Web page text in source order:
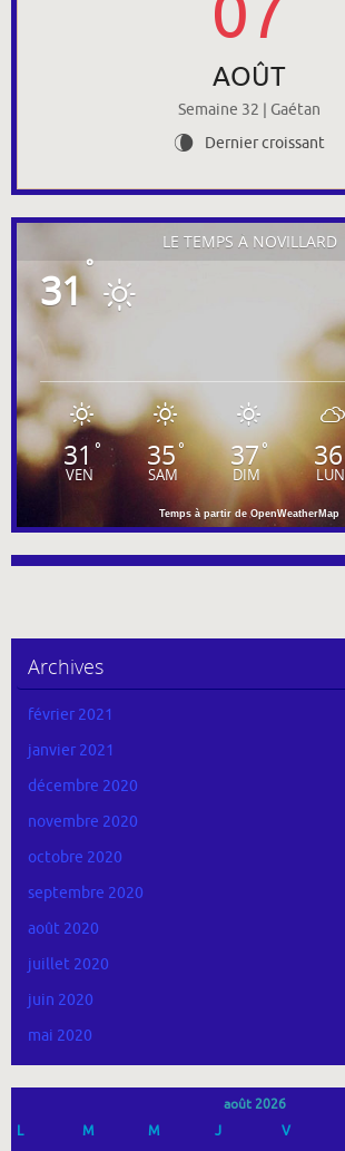
AOÛT
Semaine 32 | Gaétan
V Dernier croissant
LE TEMPS À NOVILLARD
31°
31 °
VEN
35°
SAM
37°
DIM
36
LUN
Temps à partir de OpenWeatherMap
Archives
février 2021
janvier 2021
décembre 2020
novembre 2020
octobre 2020
septembre 2020
août 2020
juillet 2020
juin 2020
mai 2020
août 2026
L
M M J V